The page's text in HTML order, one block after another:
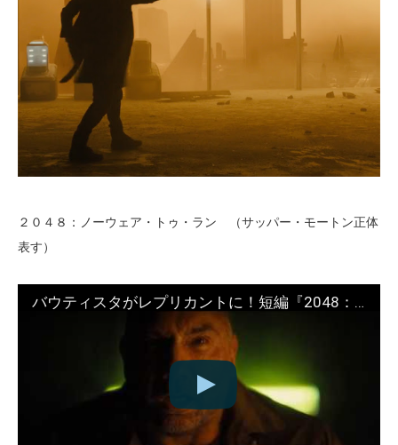
２０４８：ノーウェア・トゥ・ラン （サッパー・モートン正体
表す）
バウティスタがレプリカントに！短編『2048：ノーウェア・トゥ・ラン』本編映像